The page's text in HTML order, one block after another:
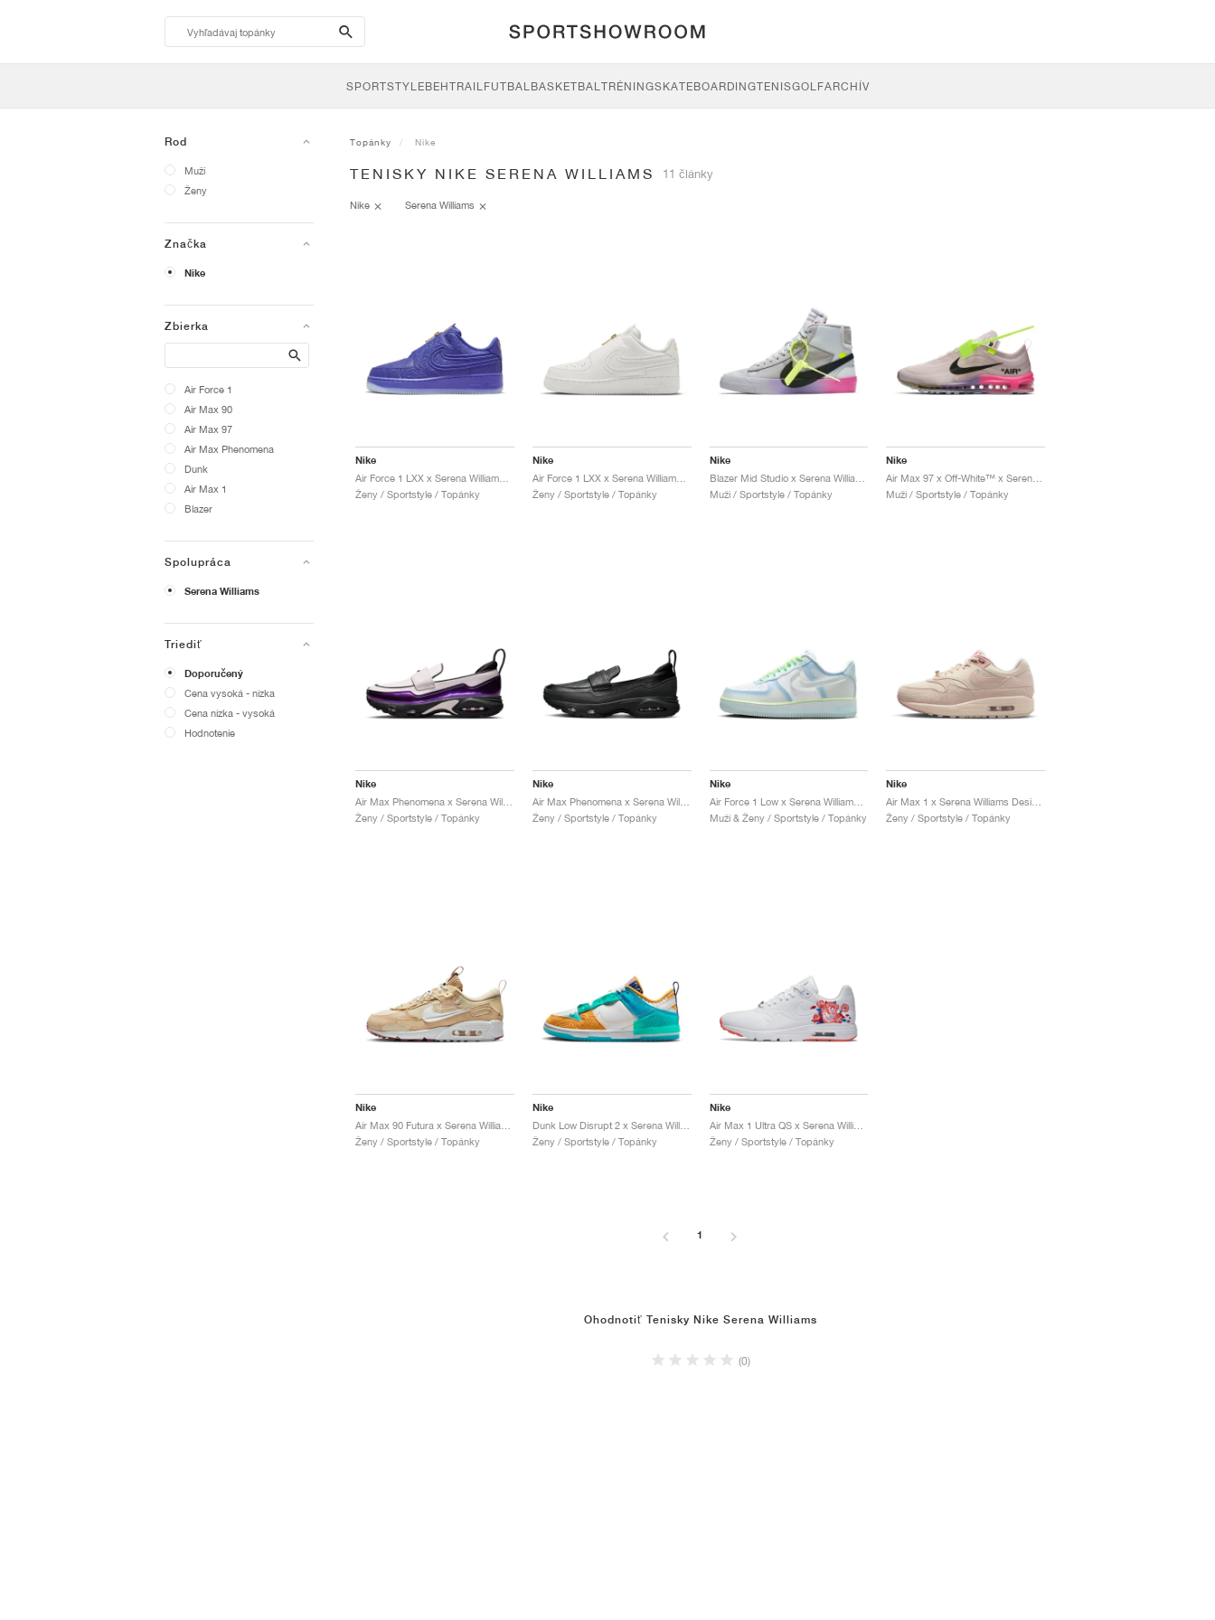
search-
btn
SPORTSTYLEBEHTRAILFUTBALBASKETBALTRÉNINGSKATEBOARDINGTENISGOLFARCHÍV
Rod
Muži
Ženy
Značka
Nike
Zbierka
Search
Air Force 1
Air Max 90
Air Max 97
Air Max Phenomena
Dunk
Air Max 1
Blazer
Spolupráca
Serena Williams
Triediť
Doporučený
Cena vysoká - nízka
Cena nízka - vysoká
Hodnotenie
Topánky Nike
TENISKY NIKE SERENA WILLIAMS 11 články
Nike Serena Williams
Nike
Ženy / Sportstyle / Topánky
Nike
Air Force 1 LXX x Serena Williams Design Crew "Summit White"
Ženy / Sportstyle / Topánky
Nike
Muži / Sportstyle / Topánky
Nike
Muži / Sportstyle / Topánky
Nike
Ženy / Sportstyle / Topánky
Nike
Air Max Phenomena x Serena Williams Design Crew "Triple Black"
Ženy / Sportstyle / Topánky
Nike
Air Force 1 Low x Serena Williams Design Crew "Psychic Blue"
Muži & Ženy / Sportstyle / Topánky
Nike
Ženy / Sportstyle / Topánky
Nike
Ženy / Sportstyle / Topánky
Nike
Dunk Low Disrupt 2 x Serena Williams Design Crew "Clear Jade & Sundial"
Ženy / Sportstyle / Topánky
Nike
Air Max 1 Ultra QS x Serena Williams "Rose"
Ženy / Sportstyle / Topánky
1
Ohodnotiť Tenisky Nike Serena Williams
(0)